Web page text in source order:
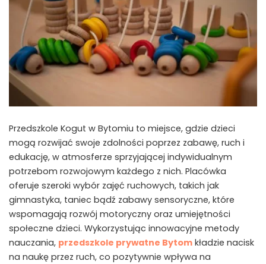
Przedszkole Kogut w Bytomiu to miejsce, gdzie dzieci
mogą rozwijać swoje zdolności poprzez zabawę, ruch i
edukację, w atmosferze sprzyjającej indywidualnym
potrzebom rozwojowym każdego z nich. Placówka
oferuje szeroki wybór zajęć ruchowych, takich jak
gimnastyka, taniec bądź zabawy sensoryczne, które
wspomagają rozwój motoryczny oraz umiejętności
społeczne dzieci. Wykorzystując innowacyjne metody
nauczania, przedszkole prywatne Bytom kładzie nacisk
na naukę przez ruch, co pozytywnie wpływa na